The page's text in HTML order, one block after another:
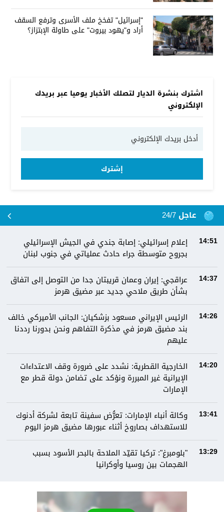
"إسرائيل" تفخخ ملف الأسرى وترفع السقف
أراد و"يهود بيروت" على طاولة الإبتزاز؟
اشترك بنشرة الديار لتصلك الأخبار يوميا عبر بريدك
الإلكتروني
إشترك
عاجل 24/7
14:51
إعلام إسرائيلي: إصابة جندي في الجيش الإسرائيلي
بجروح متوسطة جراء حادث عملياتي في جنوب لبنان
14:37
عراقجي: إيران وعمان قريبتان جدا من التوصل إلى اتفاق
بشأن طريق ملاحي جديد عبر مضيق هرمز
14:26
الرئيس الإيراني مسعود بزشكيان: الجانب الأميركي خالف
بند مضيق هرمز في مذكرة التفاهم ونحن بدورنا رددنا
عليهم
14:20
الخارجية القطرية: نشدد على ضرورة وقف الاعتداءات
الإيرانية غير المبررة ونؤكد على تضامن دولة قطر مع
الإمارات
13:41
وكالة أنباء الإمارات: تعرُّض سفينة تابعة لشركة أدنوك
للاستهداف بصاروخ أثناء عبورها مضيق هرمز اليوم
13:29
"بلومبرغ": تركيا تقيّد الملاحة بالبحر الأسود بسبب
الهجمات بين روسيا وأوكرانيا